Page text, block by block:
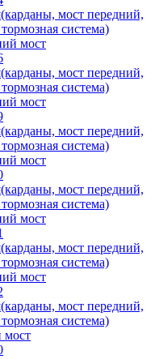
мост передний,
система)
мост
мост передний,
система)
мост
мост передний,
система)
мост
мост передний,
система)
мост
мост передний,
система)
мост
мост передний,
система)
мост